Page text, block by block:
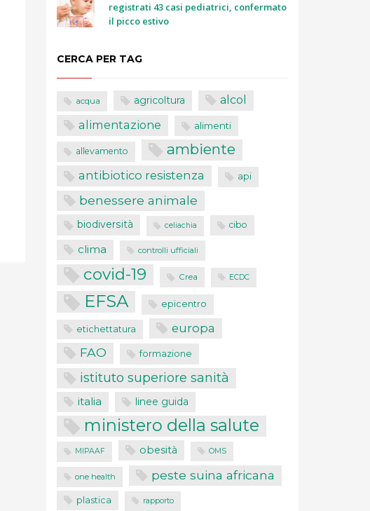
registrati 43 casi pediatrici, confermato
il picco estivo
CERCA PER TAG
acqua agricoltura alcol
alimentazione alimenti
allevamento ambiente
antibiotico resistenza api
benessere animale
biodiversità celiachia cibo
clima controlli ufficiali
covid-19 Crea ECDC
EFSA epicentro
etichettatura europa
FAO formazione
istituto superiore sanità
italia linee guida
ministero della salute
MIPAAF obesità OMS
one health peste suina africana
plastica rapporto